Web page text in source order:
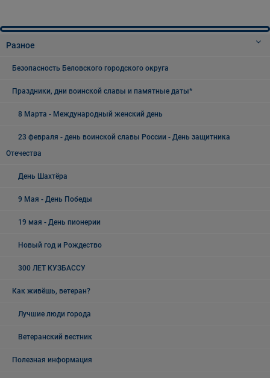
Разное
Безопасность Беловского городского округа
Праздники, дни воинской славы и памятные даты*
8 Марта - Международный женский день
23 февраля - день воинской славы России - День защитника
Отечества
День Шахтёра
9 Мая - День Победы
19 мая - День пионерии
Новый год и Рождество
300 ЛЕТ КУЗБАССУ
Как живёшь, ветеран?
Лучшие люди города
Ветеранский вестник
Полезная информация